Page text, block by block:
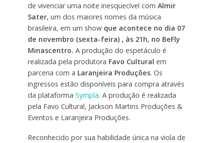
de vivenciar uma noite inesquecível com Almir
Sater, um dos maiores nomes da música
brasileira, em um show que acontece no dia 07
de novembro (sexta-feira) , às 21h, no BeFly
Minascentro. A produção do espetáculo é
realizada pela produtora Favo Cultural em
parceria com a Laranjeira Produções. Os
ingressos estão disponíveis para compra através
da plataforma Sympla. A produção é realizada
pela Favo Cultural, Jackson Martins Produções &
Eventos e Laranjeira Produções.
Reconhecido por sua habilidade única na viola de